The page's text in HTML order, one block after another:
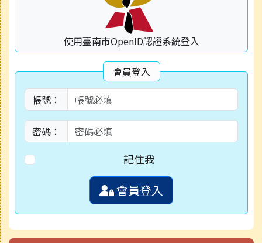
使用臺南市OpenID認證系統登入
會員登入
帳號：
密碼：
記住我
會員登入